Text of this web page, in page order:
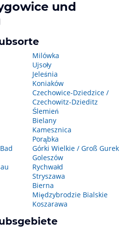
und
Milówka
Ujsoły
Jeleśnia
Koniaków
Czechowice-Dziedzice /
Czechowitz-Dzieditz
Ślemień
Bielany
Kamesznica
Porąbka
Górki Wielkie / Groß Gurek
Goleszów
Rychwałd
Stryszawa
Bierna
Międzybrodzie Bialskie
Koszarawa